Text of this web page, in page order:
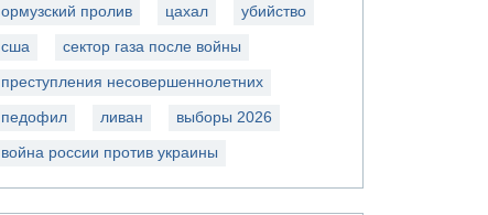
ормузский пролив цахал убийство
сша сектор газа после войны
преступления несовершеннолетних
педофил ливан выборы 2026
война россии против украины